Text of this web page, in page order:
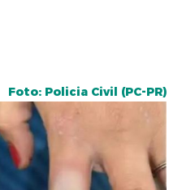
Foto: Policia Civil (PC-PR)